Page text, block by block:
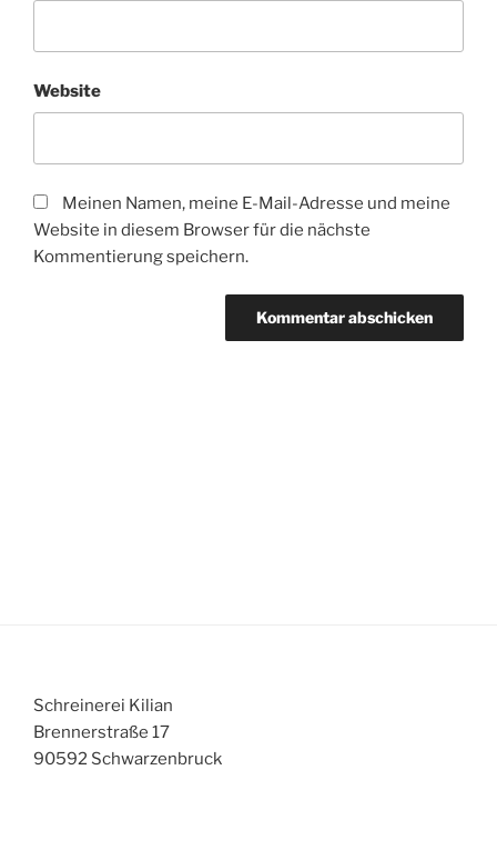
Website
Meinen Namen, meine E-Mail-Adresse und meine
Website in diesem Browser für die nächste
Kommentierung speichern.
Schreinerei Kilian
Brennerstraße 17
90592 Schwarzenbruck